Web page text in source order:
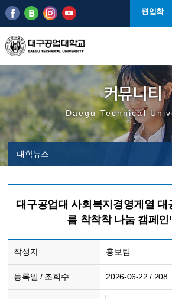
주메뉴
본문 바로가기
편입학
커뮤니티
Daegu Technical
대학뉴스
대구공업대 사회복지경영게열 대
름 착착착 나눔 캠페인
작성자 홍보팀
등록일 / 조회수 2026-06-22 / 208